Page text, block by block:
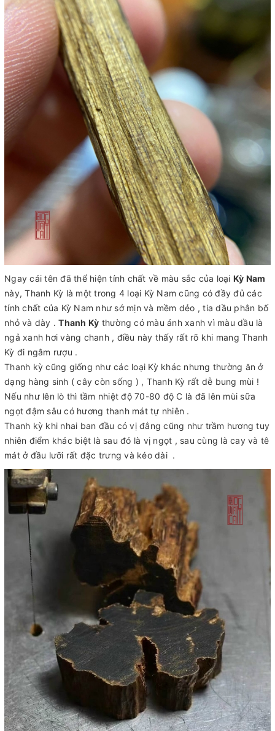
Ngay cái tên đã thể hiện tính chất về màu sắc của loại Kỳ Nam
này, Thanh Kỳ là một trong 4 loại Kỳ Nam cũng có đầy đủ các
tính chất của Kỳ Nam như sớ mịn và mềm dẻo , tia dầu phân bố
nhỏ và dày .Thanh Kỳ thường có màu ánh xanh vì màu dầu là
ngả xanh hơi vàng chanh , điều này thấy rất rõ khi mang Thanh
Kỳ đi ngâm rượu .
Thanh kỳ cũng giống như các loại Kỳ khác nhưng thường ăn ở
dạng hàng sinh ( cây còn sống ) , Thanh Kỳ rất dễ bung mùi !
Nếu như lên lò thì tầm nhiệt độ 70-80 độ C là đã lên mùi sữa
ngọt đậm sâu có hương thanh mát tự nhiên .
Thanh kỳ khi nhai ban đầu có vị đắng cũng như trầm hương tuy
nhiên điểm khác biệt là sau đó là vị ngọt , sau cùng là cay và tê
mát ở đầu lưỡi rất đặc trưng và kéo dài .